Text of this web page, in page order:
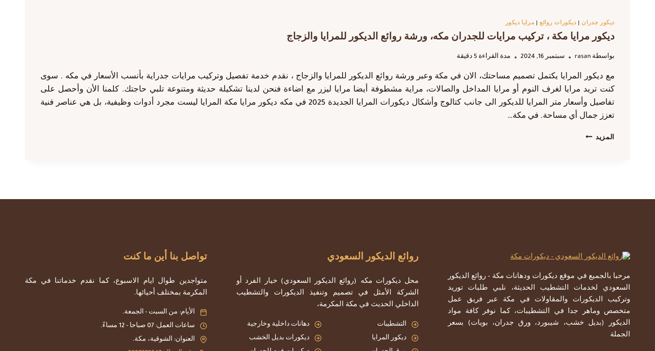
ديكور جدران ديكورات روائع مرايا ديكور
ديكور مرايا مكة ، تركيب مرايات للجدران مكه، ورشة روائع الديكور للمرايا والزجاج
بواسطة rasan سبتمبر 16, 2024 مدة القراءة دقيقة
مع ديكور المرايا يكتمل تصميم مساحتك، الان في مكة وعبر ورشة روائع الديكور للمرايا والزجاج ، نقدم خدمة تفصيل وتركيب مرايات جدراية بأنسب الأسعار في مكه . سوى
كنت تريد مرايا لغرف النوم أو مرايا المداخل والصالات، مراية مشطوفة أيضا مرايا ليزر مع اضاءة فنحن لدينا تشكيلة حديثة ومتنوعة تلبي حاجتك. كلمنا الأن وأحصل على
تفاصيل وأسعار متر المرايا للديكور الى جانب كتالوج وأشكال ديكورات المرايا الجديدة 2025 في مكه ديكور مرايا مكة المرايا ليست مجرد أدوات وظيفية، بل هي عناصر فنية
تعزز جمال أي مساحة. في مكة…
المزيد ديكور
والزجاج
مرحبا بالجميع في موقع ديكورات ودهانات مكة - روائع الديكور
السعودي لخدمات التشطيب الحديثة، نلبي طلبات توريد
وتركيب الديكورات والمقاولات في مكة عبر فريق عمل
متخصص وماهر جدا في التشطيبات، كما نوفر كافة مواد
الديكور (بديل خشب، شيبورد، ورق جدران، بويات) بسعر
الجملة
روائع الديكور السعودي
محل ديكورات مكه (روائع الديكور السعودي) خيار الفرد أو
الشركة الأمثل في تصميم وتنفيذ الديكورات والتشطيب
الداخلي الحديث في مكة المكرمة،
التشطيبات
دهانات داخلية وخارجية
ديكور المرايا
ديكورات بديل الخشب
تواصل بنا أين ما كنت
متواجدين طوال ايام الاسبوع، كما نقدم خدماتنا في مكة
المكرمة بمختلف أحيائها.
الأيام: من السبت - الجمعة.
ساعات العمل: 07 صباحا - 12 مساءً.
العنوان: الشوقية، مكة.